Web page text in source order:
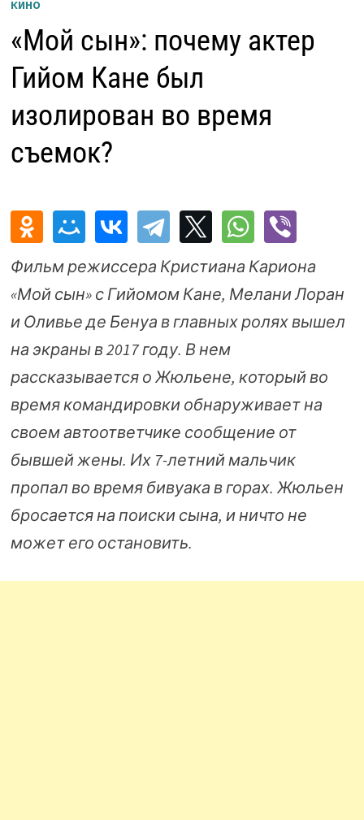
КИНО
«Мой сын»: почему актер
Гийом Кане был
изолирован во время
съемок?
Фильм режиссера Кристиана Кариона
«Мой сын» с Гийомом Кане, Мелани Лоран
и Оливье де Бенуа в главных ролях вышел
на экраны в 2017 году. В нем
рассказывается о Жюльене, который во
время командировки обнаруживает на
своем автоответчике сообщение от
бывшей жены. Их 7-летний мальчик
пропал во время бивуака в горах. Жюльен
бросается на поиски сына, и ничто не
может его остановить.